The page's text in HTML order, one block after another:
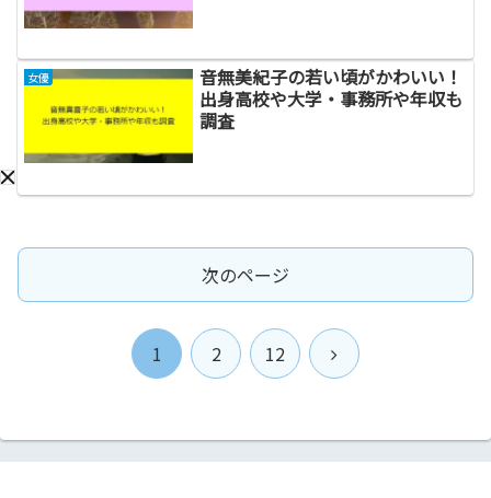
女優
音無美紀子の若い頃がかわいい！
出身高校や大学・事務所や年収も
調査
次のページ
1 2 12
次